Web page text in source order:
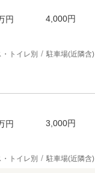
円 4,000円
トイレ別 駐車場(近隣含)
円 3,000円
トイレ別 駐車場(近隣含)